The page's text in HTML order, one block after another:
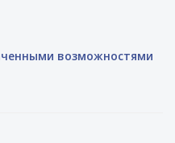
возможностями